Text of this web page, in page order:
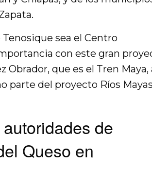
sea el Centro
con este gran
que es el Tren Maya,
parte del proyecto Ríos
de
Queso en